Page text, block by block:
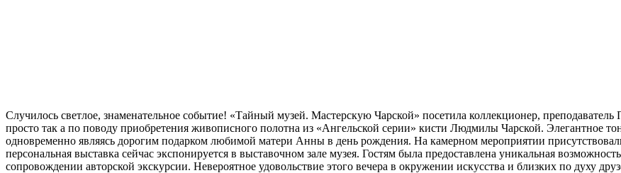
Случилось светлое, знаменательное событие! «Тайный музей. Мастерскую Чарской» посетила коллекционер,
просто так а по поводу приобретения живописного полотна из «Ангельской серии» кисти Людмилы Чарской.
одновременно являясь дорогим подарком любимой матери Анны в день рождения. На камерном мероприятии
персональная выставка сейчас экспонируется в выставочном зале музея. Гостям была предоставлена уникальная
сопровождении авторской экскурсии. Невероятное удовольствие этого вечера в окружении искусства и близких по духу